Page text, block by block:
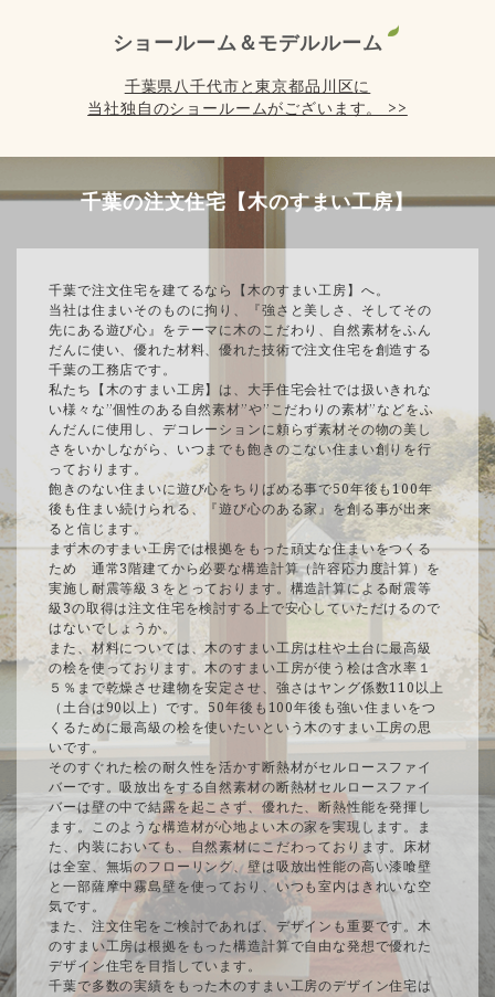
ショールーム＆モデルルーム
千葉県八千代市と東京都品川区に
当社独自のショールームがございます。 >>
千葉の注文住宅【木のすまい工房】
千葉で注文住宅を建てるなら【木のすまい工房】へ。
当社は住まいそのものに拘り、『強さと美しさ、そしてその
先にある遊び心』をテーマに木のこだわり、自然素材をふん
だんに使い、優れた材料、優れた技術で注文住宅を創造する
千葉の工務店です。
私たち【木のすまい工房】は、大手住宅会社では扱いきれな
い様々な”個性のある自然素材”や”こだわりの素材”などをふ
んだんに使用し、デコレーションに頼らず素材その物の美し
さをいかしながら、いつまでも飽きのこない住まい創りを行
っております。
飽きのない住まいに遊び心をちりばめる事で50年後も100年
後も住まい続けられる、『遊び心のある家』を創る事が出来
ると信じます。
まず木のすまい工房では根拠をもった頑丈な住まいをつくる
ため 通常3階建てから必要な構造計算（許容応力度計算）を
実施し耐震等級３をとっております。構造計算による耐震等
級3の取得は注文住宅を検討する上で安心していただけるので
はないでしょうか。
また、材料については、木のすまい工房は柱や土台に最高級
の桧を使っております。木のすまい工房が使う桧は含水率１
５％まで乾燥させ建物を安定させ、強さはヤング係数110以上
（土台は90以上）です。50年後も100年後も強い住まいをつ
くるために最高級の桧を使いたいという木のすまい工房の思
いです。
そのすぐれた桧の耐久性を活かす断熱材がセルロースファイ
バーです。吸放出をする自然素材の断熱材セルロースファイ
バーは壁の中で結露を起こさず、優れた、断熱性能を発揮し
ます。このような構造材が心地よい木の家を実現します。ま
た、内装においても、自然素材にこだわっております。床材
は全室、無垢のフローリング、壁は吸放出性能の高い漆喰壁
と一部薩摩中霧島壁を使っており、いつも室内はきれいな空
気です。
また、注文住宅をご検討であれば、デザインも重要です。木
のすまい工房は根拠をもった構造計算で自由な発想で優れた
デザイン住宅を目指しています。
千葉で多数の実績をもった木のすまい工房のデザイン住宅は